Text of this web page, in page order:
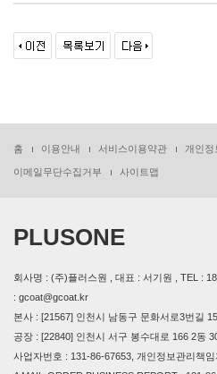
홈 이용안내 서비스이용약관 개인정
이메일무단수집거부 사이트맵
PLUSONE
회사명 : (주)플러스원 , 대표 : 서기원 , TEL :
: gcoat@gcoat.kr
본사 : [21567] 인천시 남동구 문화서로3번길 15
공장 : [22840] 인천시 서구 봉수대로 166 2동
사업자번호 : 131-86-67653, 개인정보관리책